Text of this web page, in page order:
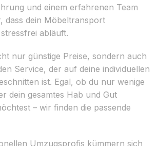
und einem erfahrenen Team
dass dein Möbeltransport
abläuft.
nur günstige Preise, sondern auch
Service, der auf deine individuellen
ist. Egal, ob du nur wenige
dein gesamtes Hab und Gut
– wir finden die passende
Umzugsprofis kümmern sich